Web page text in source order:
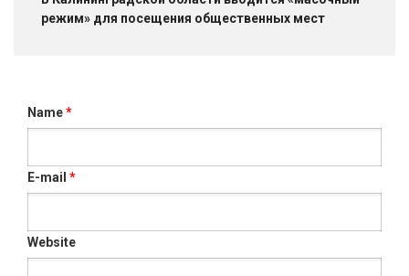
режим» для посещения общественных мест
Name*
E-mail *
Website